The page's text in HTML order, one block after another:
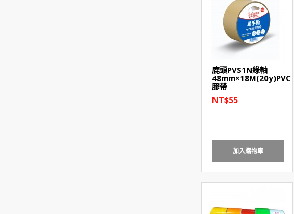
鹿頭PVS1N綠軸
48mm×18M(20y)PVC
膠帶
NT$55
加入購物車